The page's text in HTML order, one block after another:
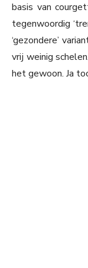
basis van
tegenwoordig
‘gezondere’
vrij weinig
het gewoon. Ja